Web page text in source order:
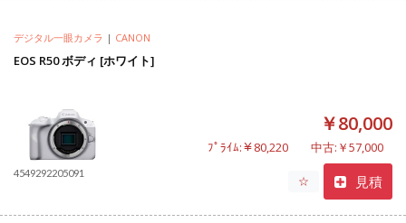
デジタル一眼カメラ | CANON
EOS R50 ボディ [ホワイト]
4549292205091
￥80,000
ﾌﾟﾗｲﾑ:￥80,220 中古:￥57,000
☆ 見積